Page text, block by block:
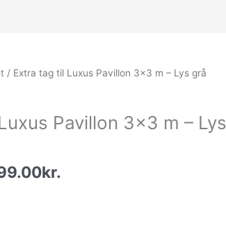
/ Extra tag til Luxus Pavillon 3×3 m – Lys grå
Pavillon 3×3 m – Lys
kr.
Den
er: